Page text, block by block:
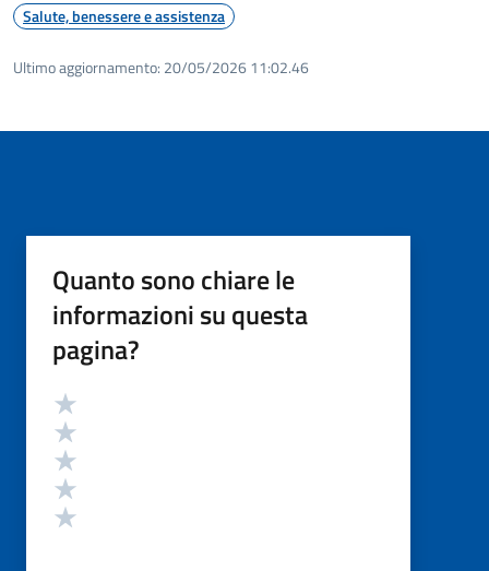
Salute, benessere e assistenza
Ultimo aggiornamento: 20/05/2026 11:02.46
Quanto sono chiare le
informazioni su questa
pagina?
Valutazione